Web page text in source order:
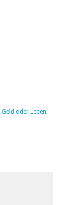
Geld oder Leben,